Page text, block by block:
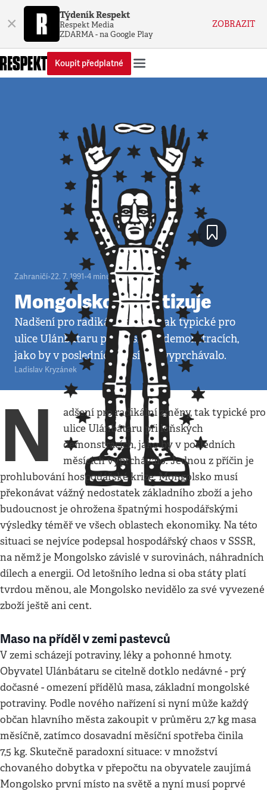
× Týdeník Respekt
Respekt Media
ZDARMA - na Google Play
ZOBRAZIT
Koupit předplatné
Zahraničí•22. 7. 1991•4 minuty
Mongolsko privatizuje
Nadšení pro radikální změny, tak typické pro
ulice Ulánbátaru při loňských demonstracích,
jako by v posledních měsících vyprchávalo.
Ladislav Kryzánek
N
adšení pro radikální změny, tak typické pro
ulice Ulánbátaru při loňských
demonstracích, jako by v posledních
měsících vyprchávalo. Jednou z příčin je
prohlubování hospodářské krize: Mongolsko musí
překonávat vážný nedostatek základního zboží a jeho
budoucnost je ohrožena špatnými hospodářskými
výsledky téměř ve všech oblastech ekonomiky. Na této
situaci se nejvíce podepsal hospodářský chaos v SSSR,
na němž je Mongolsko závislé v surovinách, náhradních
dílech a energii. Od letošního ledna si oba státy platí
tvrdou měnou, ale Mongolsko nevidělo za své vyvezené
zboží ještě ani cent.
Maso na příděl v zemi pastevců
V zemi scházejí potraviny, léky a pohonné hmoty.
Obyvatel Ulánbátaru se citelně dotklo nedávné - prý
dočasné - omezení přídělů masa, základní mongolské
potraviny. Podle nového nařízení si nyní může každý
občan hlavního města zakoupit v průměru 2,7 kg masa
měsíčně, zatímco dosavadní měsíční spotřeba činila
7,5 kg. Skutečně paradoxní situace: v množství
chovaného dobytka v přepočtu na obyvatele zaujímá
Mongolsko první místo na světě a nyní musí poprvé